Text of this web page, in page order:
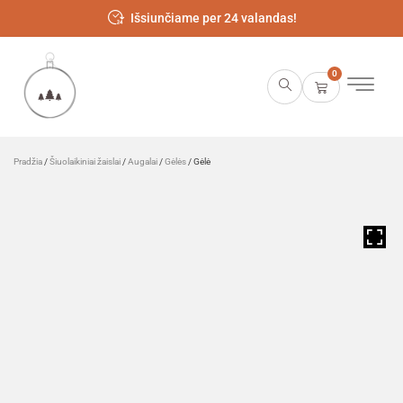
Išsiunčiame per 24 valandas!
0
Pradžia /Šiuolaikiniai žaislai /Augalai /Gėlės / Gėlė